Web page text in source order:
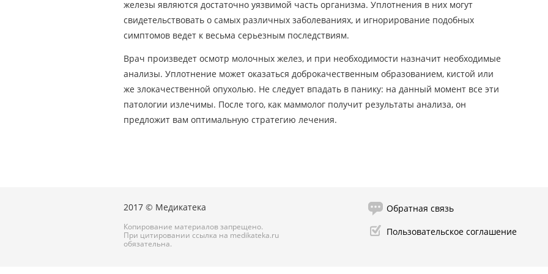
железы являются достаточно уязвимой часть организма. Уплотнения в них могут
свидетельствовать о самых различных заболеваниях, и игнорирование подобных
симптомов ведет к весьма серьезным последствиям.
Врач произведет осмотр молочных желез, и при необходимости назначит необходимые
анализы. Уплотнение может оказаться доброкачественным образованием, кистой или
же злокачественной опухолью. Не следует впадать в панику: на данный момент все эти
патологии излечимы. После того, как маммолог получит результаты анализа, он
предложит вам оптимальную стратегию лечения.
2017 © Медикатека
Копирование материалов запрещено.
При цитировании ссылка на medikateka.ru
обязательна.
Обратная связь
Пользовательское соглашение